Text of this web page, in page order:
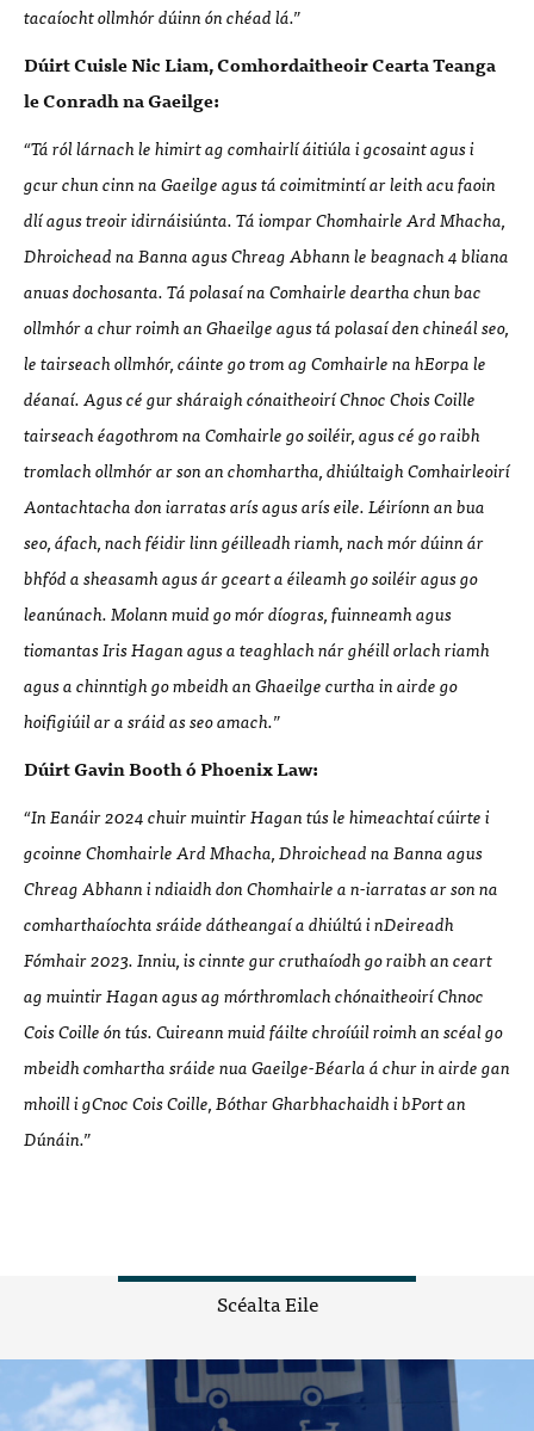
tacaíocht ollmhór dúinnón chéad lá.”
Dúirt Cuisle Nic Liam, Comhordaitheoir Cearta Teanga
le Conradh na Gaeilge:
“Tá ról lárnach le himirt ag comhairlí áitiúla i gcosaint agus i
gcur chun cinn na Gaeilge agus tá coimitmintíar leith acu faoin
dlíagus treoir idirnáisiúnta. Táiompar Chomhairle Ard Mhacha,
Dhroichead na Banna agus Chreag Abhannle beagnach 4 bliana
anuas dochosanta. Tá polasaína Comhairle deartha chun bac
ollmhór a chur roimh an Ghaeilge agus tá polasaíden chineál seo,
le tairseach ollmhór, cáinte go trom ag Comhairle na hEorpa le
déanaí. Agus cégur sháraigh cónaitheoirí Chnoc Chois Coille
tairseachéagothrom na Comhairle go soiléir, agus cégo raibh
tromlach ollmhór ar sonanchomhartha, dhiúltaigh Comhairleoirí
Aontachtacha don iarratas arís agus arís eile. Léiríonn an bua
seo,áfach, nach féidir linn géilleadh riamh, nach mór dúinn ár
bhfód a sheasamh agusár gceart aéileamh go soiléir agus go
leanúnach. Molann muid go mór díogras, fuinneamh agus
tiomantas Iris Hagan agus a teaghlach nár ghéill orlach riamh
agus a chinntigh go mbeidh an Ghaeilge curtha in airde go
hoifigiúil ar a sráid as seo amach.”
Dúirt Gavin BoothóPhoenix Law:
“In Eanáir 2024 chuir muintir Hagan tús le himeachtaí cúirte i
gcoinne Chomhairle Ard Mhacha, Dhroichead na Banna agus
Chreag Abhanni ndiaidh don Chomhairle a n-iarratas ar son na
comharthaíochta sráide dátheangaía dhiúltúi nDeireadh
Fómhair 2023. Inniu, is cinnte gur cruthaíodh go raibh an ceart
ag muintir Hagan agus ag mórthromlach chónaitheoirí Chnoc
Cois Coilleón tús. Cuireann muid fáilte chroíúil roimh an scéal go
mbeidh comhartha sráide nua Gaeilge-Béarla áchur in airde gan
mhoill i gCnoc Cois Coille, Bóthar Gharbhachaidh i bPort an
Dúnáin.”
Scéalta Eile